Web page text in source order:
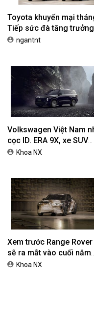
Toyota khuyến mại
Tiếp sức đà tăng
tối ưu chi phí mua xe
ngantnt
Volkswagen Việt Nam
cọc ID. ERA 9X, xe SUV
EREV dự kiến giá dưới 3
Khoa NX
Xem trước Range Rover
sẽ ra mắt vào cuối năm
2026Khoa NX